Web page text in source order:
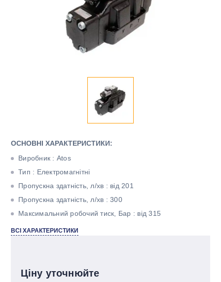
ОСНОВНІ ХАРАКТЕРИСТИКИ:
Виробник : Atos
Тип : Електромагнітні
Пропускна здатність, л/хв : від 201
Пропускна здатність, л/хв : 300
Максимальний робочий тиск, Бар : від 315
Тип корпуса : Плитного монтажу
Кількість котушок : 1 (одномагнітний)
ВСІ ХАРАКТЕРИСТИКИ
Ціну уточнюйте